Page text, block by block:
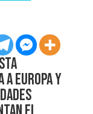
a Europa y